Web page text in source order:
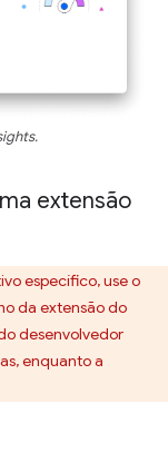
extensão
específico, use o
da extensão do
desenvolvedor
enquanto a